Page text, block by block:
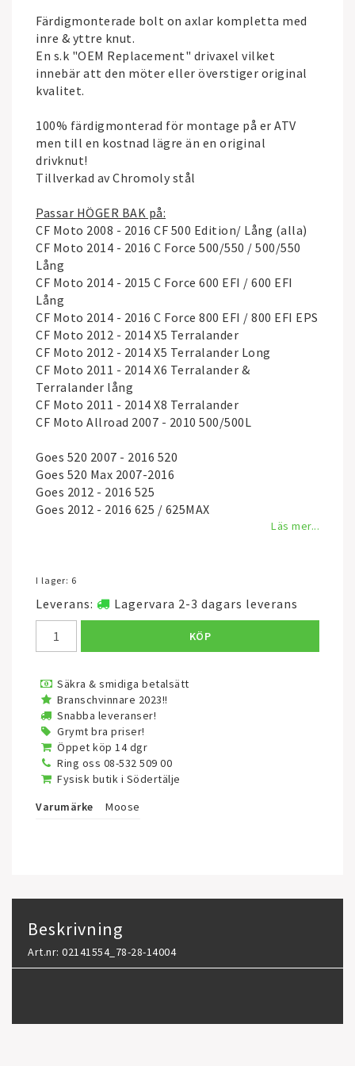
Färdigmonterade bolt on axlar kompletta med
inre & yttre knut.
En s.k "OEM Replacement" drivaxel vilket
innebär att den möter eller överstiger original
kvalitet.
100% färdigmonterad för montage på er ATV
men till en kostnad lägre än en original
drivknut!
Tillverkad av Chromoly stål
Passar HÖGER BAK på:
CF Moto 2008 - 2016 CF 500 Edition/ Lång (alla)
CF Moto 2014 - 2016 C Force 500/550 / 500/550
Lång
CF Moto 2014 - 2015 C Force 600 EFI / 600 EFI
Lång
CF Moto 2014 - 2016 C Force 800 EFI / 800 EFI EPS
CF Moto 2012 - 2014 X5 Terralander
CF Moto 2012 - 2014 X5 Terralander Long
CF Moto 2011 - 2014 X6 Terralander &
Terralander lång
CF Moto 2011 - 2014 X8 Terralander
CF Moto Allroad 2007 - 2010 500/500L
Goes 520 2007 - 2016 520
Goes 520 Max 2007-2016
Goes 2012 - 2016 525
Goes 2012 - 2016 625 / 625MAX
Läs mer...
I lager: 6
Leverans: Lagervara 2-3 dagars leverans
KÖP
Säkra & smidiga betalsätt
Branschvinnare 2023!!
Snabba leveranser!
Grymt bra priser!
Öppet köp 14 dgr
Ring oss 08-532 509 00
Fysisk butik i Södertälje
Varumärke
Moose
Beskrivning
Art.nr: 02141554_78-28-14004